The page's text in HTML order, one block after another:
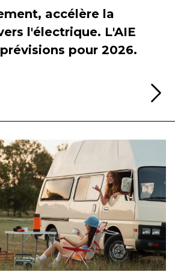
accélère la
l'électrique. L'AIE
pour 2026.